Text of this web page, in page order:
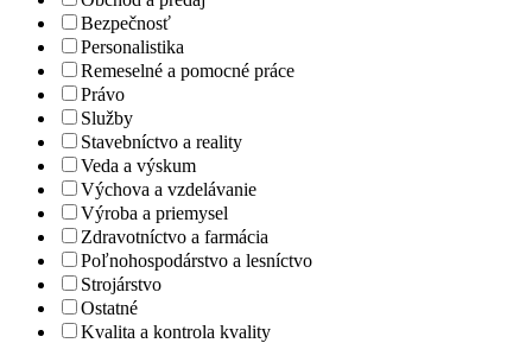
Bezpečnosť
Personalistika
Remeselné a pomocné práce
Právo
Služby
Stavebníctvo a reality
Veda a výskum
Výchova a vzdelávanie
Výroba a priemysel
Zdravotníctvo a farmácia
Poľnohospodárstvo a lesníctvo
Strojárstvo
Ostatné
Kvalita a kontrola kvality